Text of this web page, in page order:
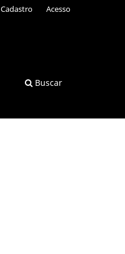
Buscar
Cadastro Acesso